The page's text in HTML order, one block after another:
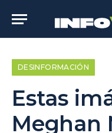
DESINFORMACIÓN
Estas
Meghan